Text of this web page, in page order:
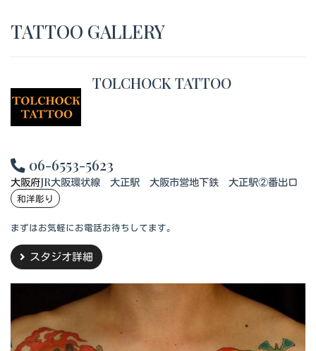
TATTOO GALLERY
TOLCHOCK TATTOO
06-6553-5623
大阪府JR大阪環状線 大正駅 大阪市営地下鉄 大正駅②番出口
和洋彫り
まずはお気軽にお電話お待ちしてます。
スタジオ詳細